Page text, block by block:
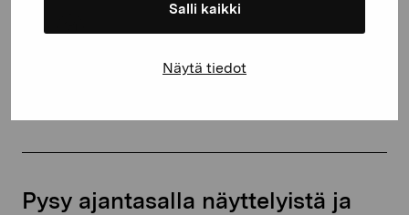
Salli kaikki
Näytä tiedot
Pysy ajantasalla näyttelyistä ja